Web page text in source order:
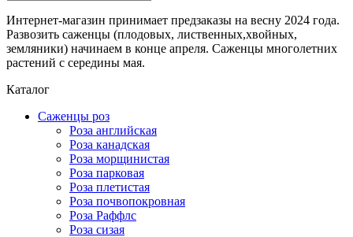
Интернет-магазин принимает предзаказы на весну 2024 года.
Развозить саженцы (плодовых, лиственных,хвойных,
земляники) начинаем в конце апреля. Саженцы многолетних
растений с середины мая.
Каталог
Саженцы роз
Роза английская
Роза канадская
Роза морщинистая
Роза парковая
Роза плетистая
Роза почвопокровная
Роза Раффлс
Роза сизая